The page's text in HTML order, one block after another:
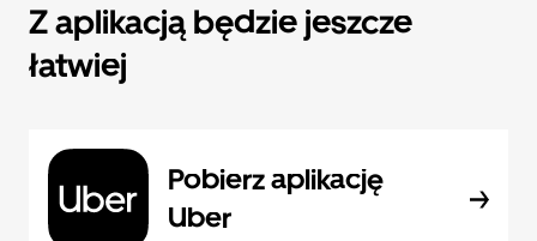
Z aplikacją będzie jeszcze
łatwiej
Pobierz aplikację
Uber